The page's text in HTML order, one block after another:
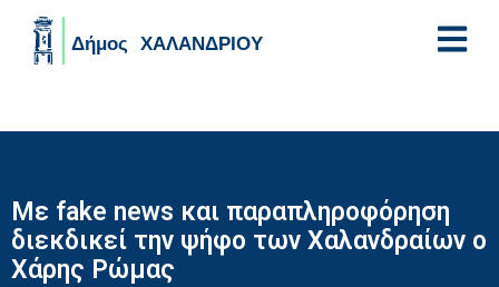
Με fake news και παραπληροφόρηση
διεκδικεί την ψήφο των Χαλανδραίων ο
Χάρης Ρώμας